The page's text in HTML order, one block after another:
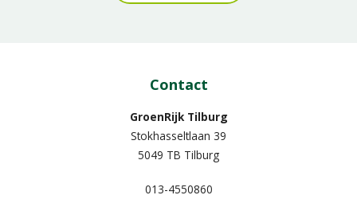
Contact
GroenRijk Tilburg
Stokhasseltlaan 39
5049 TB Tilburg
013-4550860